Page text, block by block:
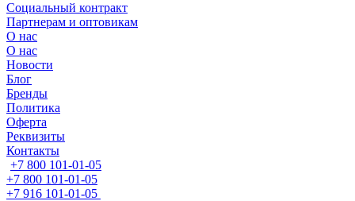
Социальный контракт
Партнерам и оптовикам
О нас
О нас
Новости
Блог
Бренды
Политика
Оферта
Реквизиты
Контакты
+7 800 101-01-05
+7 800 101-01-05
+7 916 101-01-05